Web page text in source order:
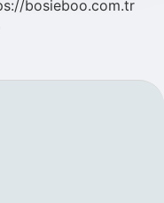
bosieboo.com.tr